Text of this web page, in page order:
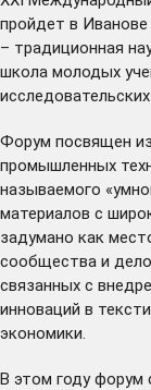
пройдет в
– традиционная
школа молодых
Форум посвящен
промышленных
называемого
материалов с
задумано как
сообщества и
связанных с
инноваций в
экономики.
В этом году форум